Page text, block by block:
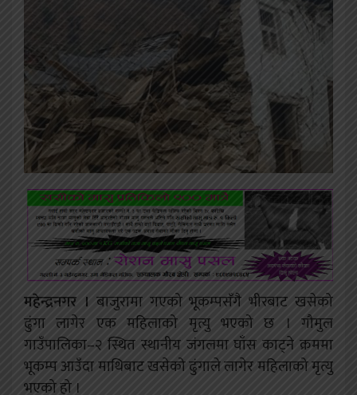
महेन्द्रनगर । बाजुरामा गएको भूकम्पसँगै भीरबाट खसेको
ढुंगा लागेर एक महिलाको मृत्यु भएको छ । गौमुल
गाउँपालिका–२ स्थित स्थानीय जंगलमा घाँस काट्ने क्रममा
भूकम्प आउँदा माथिबाट खसेको ढुंगाले लागेर महिलाको मृत्यु
भएको हो ।